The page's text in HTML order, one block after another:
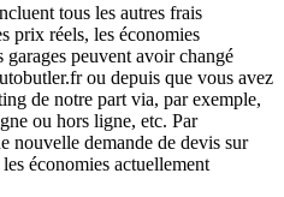
tous les autres frais
prix réels, les économies
peuvent avoir changé
ou depuis que vous avez
de notre part via, par exemple,
ou hors ligne, etc. Par
nouvelle demande de devis sur
économies actuellement